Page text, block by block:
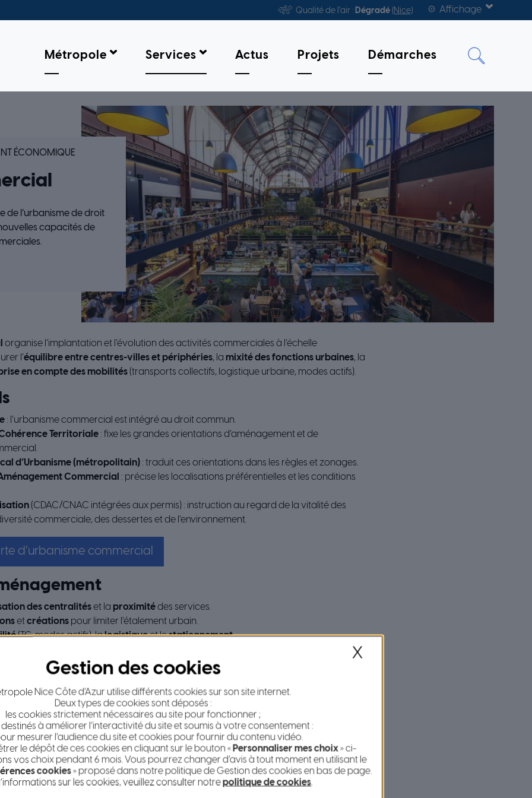
Qualité de l'air : Dégradé (Nice) Affichage
Métropole Services Actus Projets Démarches
ÉCONOMIQUE
COMMERCIAL
de l’urbanisme de droit
capacités de
organise l’implantation et l’évolution des activités commerciales à l’échelle
l’équilibre entre centres-villes et périphéries, la mixité des fonctions urbaines, la
en compte des mobilités(transports collectifs, logistique urbaine, modes actifs).
: l’urbanisme commercial est intégré au droit commun.
Territoriale: fixe les grandes orientations d’aménagement et de
d’Urbanisme (métropolitain): traduit ces orientations dans les règles et zonages.
Commercial : précise les localisations préférentielles et les conditions
(CDAC/CNAC intégrées aux permis) : instruction au regard de la vitalité des
commerciale, des dessertes et de l’environnement.
d’urbanisme commercial
des centralitéset la proximitédes services.
etcréationspour limiter l’étalement urbain.
(TC, modes actifs), lalogistiqueet lestationnement.
majeurs (exemples)
DU-VAR (BORD DE MER)
structurant de laPlaine du Var, desservi par l’A8, le réseau routier et les transports
galerie marchande , offres de restauration et loisirs, et stationnementsen capacité.
extension visent l’ouverture sur le littoral, ladiversification de l’offreet
.
– RD 6202 (NORD DE LA VALLÉE)
X
Nice Côte d’Azur utilise différents cookies sur son site internet.
Deux types de cookies sont déposés :
les cookies strictement nécessaires au site pour fonctionner ;
destinés à améliorer l’interactivité du site et soumis à votre consentement :
mesurer l’audience du site et cookies pour fournir du contenu vidéo.
le dépôt de ces cookies en cliquant sur le bouton «Personnaliser mes choix» ci-
vos choix pendant 6 mois. Vous pourrez changer d’avis à tout moment en utilisant le
cookies» proposé dans notre politique de Gestion des cookies en bas de page.
sur les cookies, veuillez consulter notrepolitique de cookies.